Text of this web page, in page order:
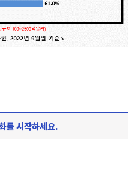
를 시작하세요.